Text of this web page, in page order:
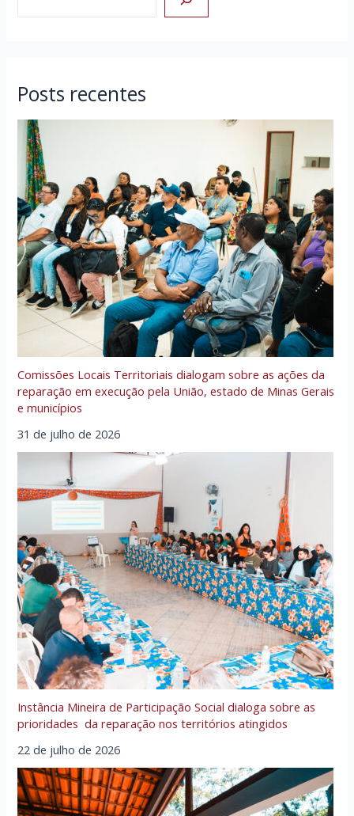
Posts recentes
Comissões Locais Territoriais dialogam sobre as ações da
reparação em execução pela União, estado de Minas Gerais
e municípios
31 de julho de 2026
Instância Mineira de Participação Social dialoga sobre as
prioridades da reparação nos territórios atingidos
22 de julho de 2026